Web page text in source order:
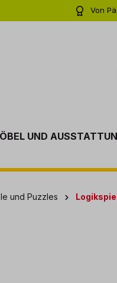
Von
UND
und Puzzles